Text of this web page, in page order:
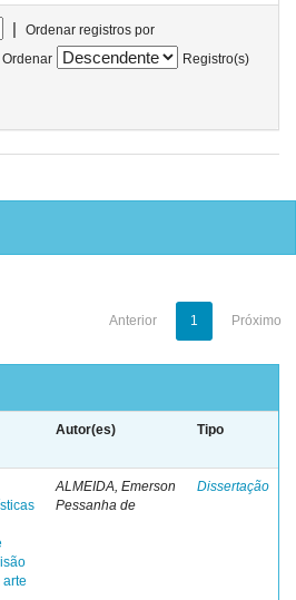
|
Ordenar registros por
Ordenar
Registro(s)
Anterior 1 Próximo
Autor(es) Tipo
ALMEIDA, Emerson
Pessanha de
Dissertação